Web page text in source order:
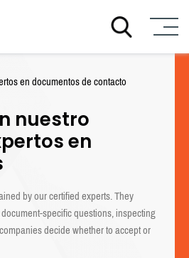
en documentos de contacto
nuestro
en
by our certified experts. They
specific questions, inspecting
decide whether to accept or